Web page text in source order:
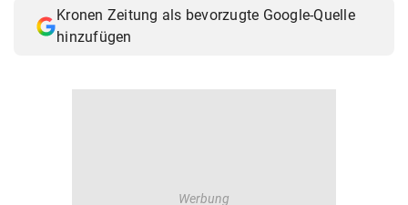
Kronen Zeitung als bevorzugte Google-Quelle
hinzufügen